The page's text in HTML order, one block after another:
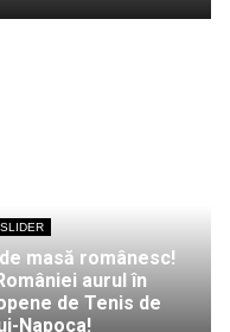
SLIDER
masă românesc!
aurul în
de Tenis de
Napoca!